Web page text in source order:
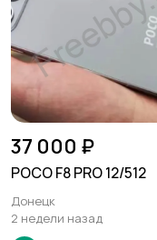
37 000 ₽
POCO F8 PRO 12/512
Донецк
2 недели назад